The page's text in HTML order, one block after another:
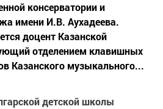
консерватории и
имени И.В. Аухадеева.
доцент Казанской
отделением клавишных
Казанского музыкального...
детской школы